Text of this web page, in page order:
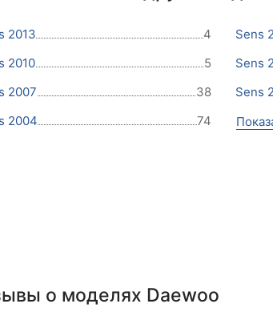
2013 4 Sens
2010 5 Sens
2007 38 Sens
2004 74
о моделях Daewoo